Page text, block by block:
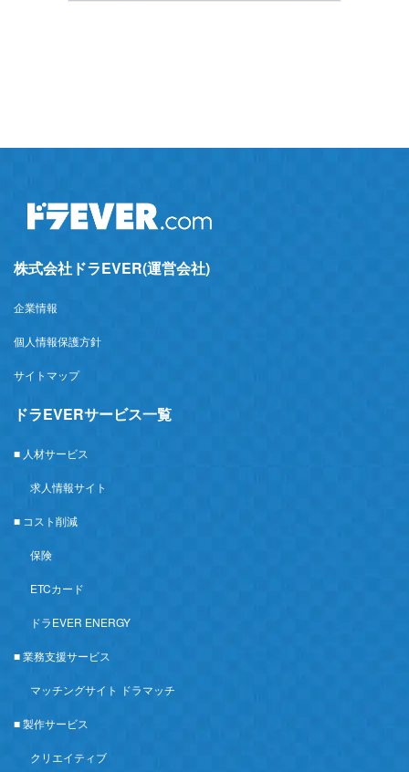
株式会社ドラEVER(運営会社)
企業情報
個人情報保護方針
サイトマップ
ドラEVERサービス一覧
■ 人材サービス
求人情報サイト
■ コスト削減
保険
ETCカード
ドラEVER ENERGY
■ 業務支援サービス
マッチングサイト ドラマッチ
■ 製作サービス
クリエイティブ